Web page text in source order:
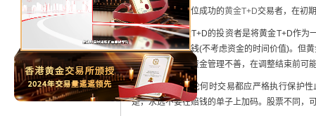
要想成为一位成功的黄金T+D交易者，在初
大多数黄金T+D的投资者是将黄金T+D作为一
谓只输时间不输钱(不考虑资金的时间价值)。但
期间入市，由于资金管理不善，在调整结束前可
黄金T+D无论何时交易都应严格执行保护性
是，永远不要在赔钱的单子上加码。股票不同，